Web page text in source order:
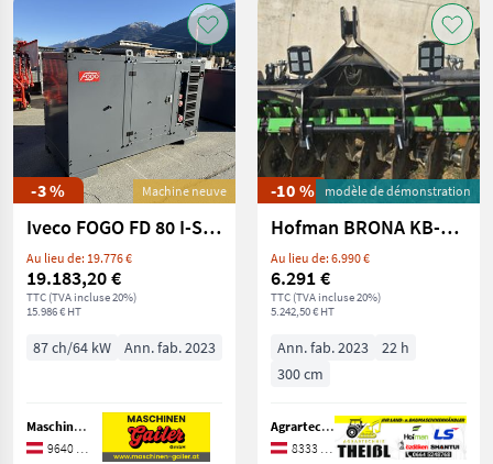
Pays Filtres
CHOISIR
UNE
CATÉGORIE
matériel agricole
87.900
divers
9.571
matériel forestier
8.582
marché aux animaux
8.292
matériel de construction
7.102
Afficher
Réinitialiser
Afficher
132.593
résultats
-3 % Machine neuve
Iveco FOGO FD 80 I-ST avec pack de prises électriques
Au lieu de: 19.776 €
19.183,20 €
TTC (TVA incluse 20%)
15.986 € HT
87 ch/64 kW Ann. fab. 2023
Maschinen Gailer GmbH
-10 % modèle de démonstration
Hofman BRONA KB-300
Au lieu de: 6.990 €
6.291 €
TTC (TVA incluse 20%)
5.242,50 € HT
Ann. fab. 2023
22 h
300 cm
Agrartechnik Theißl GmbH